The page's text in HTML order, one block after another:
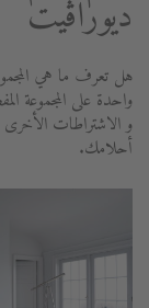
ديوراڨيت
هل تعرف ما هي
واحدة على المجموعة
و الاشتراطات الأخرى
أحلامك.